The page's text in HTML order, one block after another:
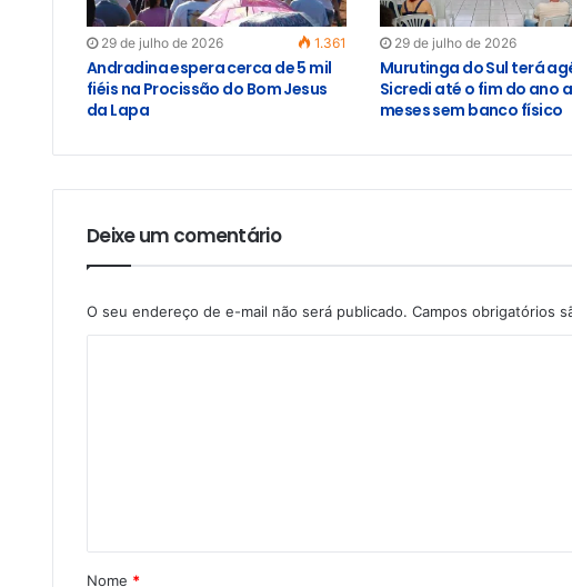
29 de julho de 2026 1.361
Andradina espera cerca de 5 mil
fiéis na Procissão do Bom Jesus
da Lapa
29 de julho de 2026
Murutinga do Sul terá
Sicredi até o fim do ano
meses sem banco físico
Deixe um comentário
O seu endereço de e-mail não será publicado. Campos obrigatórios
Nome *